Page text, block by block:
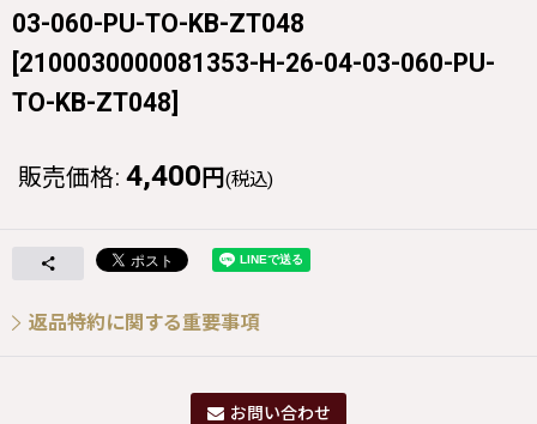
03-060-PU-TO-KB-ZT048
[2100030000081353-H-26-04-03-060-PU-
TO-KB-ZT048]
販売価格: 4,400 円 (税込)
返品特約に関する重要事項
お問い合わせ